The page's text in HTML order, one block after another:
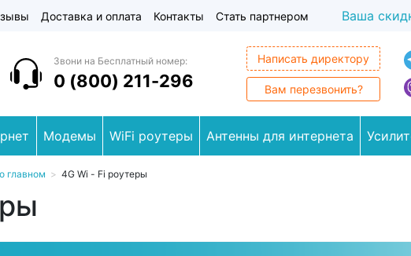
Доставка и оплата Контакты Стать партнером Ваша
Звони на Бесплатный номер:
0 (800) 211-296
Написать директору
Вам перезвонить?
Модемы WiFi роутеры Антенны для интернета
главном > 4G Wi - Fi роутеры